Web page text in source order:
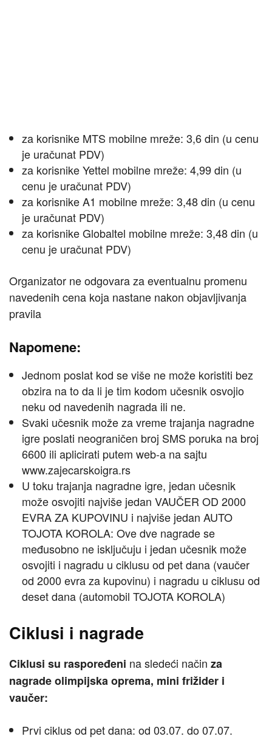
za korisnike MTS mobilne mreže: 3,6 din (u cenu
je uračunat PDV)
za korisnike Yettel mobilne mreže: 4,99 din (u
cenu je uračunat PDV)
za korisnike A1 mobilne mreže: 3,48 din (u cenu
je uračunat PDV)
za korisnike Globaltel mobilne mreže: 3,48 din (u
cenu je uračunat PDV)
Organizator ne odgovara za eventualnu promenu
navedenih cena koja nastane nakon objavljivanja
pravila
Napomene:
Jednom poslat kod se više ne može koristiti bez
obzira na to da li je tim kodom učesnik osvojio
neku od navedenih nagrada ili ne.
Svaki učesnik može za vreme trajanja nagradne
igre poslati neograničen broj SMS poruka na broj
6600 ili aplicirati putem web-a na sajtu
www.zajecarskoigra.rs
U toku trajanja nagradne igre, jedan učesnik
može osvojiti najviše jedan VAUČER OD 2000
EVRA ZA KUPOVINU i najviše jedan AUTO
TOJOTA KOROLA: Ove dve nagrade se
međusobno ne isključuju i jedan učesnik može
osvojiti i nagradu u ciklusu od pet dana (vaučer
od 2000 evra za kupovinu) i nagradu u ciklusu od
deset dana (automobil TOJOTA KOROLA)
Ciklusi i nagrade
Ciklusi su raspoređeni na sledeći način za
nagrade olimpijska oprema, mini frižider i
vaučer:
Prvi ciklus od pet dana: od 03.07. do 07.07.